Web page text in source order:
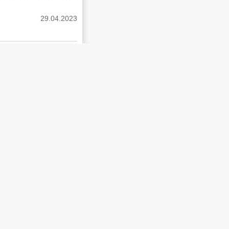
29.04.2023